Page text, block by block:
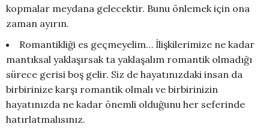
kopmalar meydana gelecektir. Bunu önlemek için ona
zaman ayırın.
Romantikliği es geçmeyelim… İlişkilerimize ne kadar
mantıksal yaklaşırsak ta yaklaşalım romantik olmadığı
sürece gerisi boş gelir. Siz de hayatınızdaki insan da
birbirinize karşı romantik olmalı ve birbirinizin
hayatınızda ne kadar önemli olduğunu her seferinde
hatırlatmalısınız.